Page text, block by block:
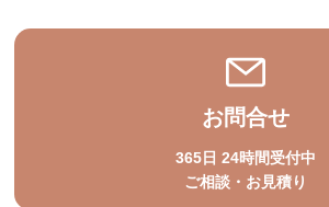
お問合せ
365日 24時間受付中
ご相談・お見積り